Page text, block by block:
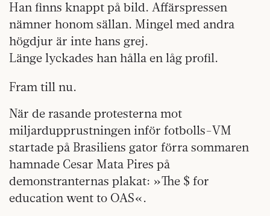
Han finns knappt på bild. Affärspressen
nämner honom sällan. Mingel med andra
högdjur är inte hans grej.
Länge lyckades han hålla en låg profil.
Fram till nu.
När de rasande protesterna mot
miljardupprustningen inför fotbolls-VM
startade på Brasiliens gator förra sommaren
hamnade Cesar Mata Pires på
demonstranternas plakat: »The $ for
education went to OAS«.